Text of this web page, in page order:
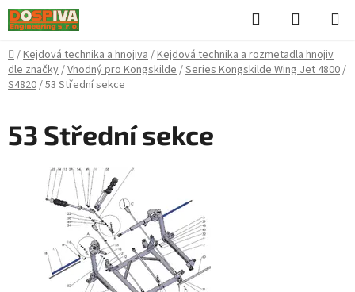
Přejít
na
obsah
Hledat
KOŠÍK
Domů
/Kejdová technika a hnojiva/Kejdová technika a rozmetadla hnojiv
dle značky/Vhodný pro Kongskilde/Series Kongskilde Wing Jet 4800/
S4820/53 Střední sekce
53 Střední sekce